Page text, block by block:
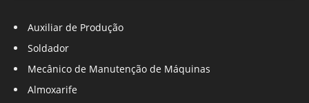
Auxiliar de Produção
Soldador
Mecânico de Manutenção de Máquinas
Almoxarife